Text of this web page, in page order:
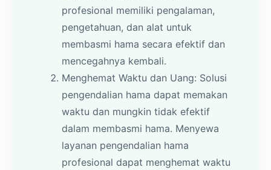
profesional memiliki pengalaman,
pengetahuan, dan alat untuk
membasmi hama secara efektif dan
mencegahnya kembali.
Menghemat Waktu dan Uang: Solusi
pengendalian hama dapat memakan
waktu dan mungkin tidak efektif
dalam membasmi hama. Menyewa
layanan pengendalian hama
profesional dapat menghemat waktu